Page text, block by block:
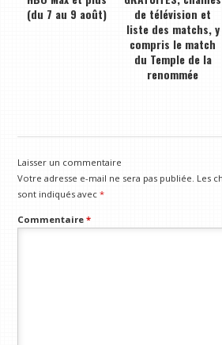
(du 7 au 9 août)
de télévision et
liste des matchs, y
compris le match
du Temple de la
renommée
Laisser un commentaire
Votre adresse e-mail ne sera pas publiée. Les
sont indiqués avec*
Commentaire*